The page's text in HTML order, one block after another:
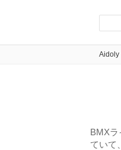
Aidoly
BMXラ
ていて